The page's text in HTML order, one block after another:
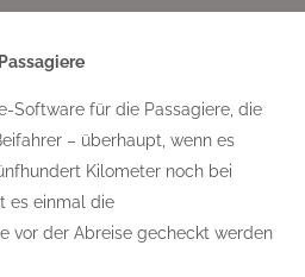
Software für die Passagiere, die
– überhaupt, wenn es
Kilometer noch bei
es einmal die
vor der Abreise gecheckt werden